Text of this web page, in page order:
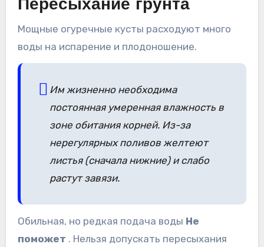
Пересыхание грунта
Мощные огуречные кусты расходуют много
воды на испарение и плодоношение.
Им жизненно необходима
постоянная умеренная влажность в
зоне обитания корней. Из-за
нерегулярных поливов желтеют
листья (сначала нижние) и слабо
растут завязи.
Обильная, но редкая подача воды Не
поможет . Нельзя допускать пересыхания